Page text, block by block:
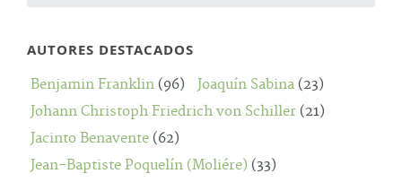
AUTORES DESTACADOS
Benjamin Franklin (96) Joaquín Sabina (23)
Johann Christoph Friedrich von Schiller (21)
Jacinto Benavente (62)
Jean-Baptiste Poquelín (Moliére) (33)